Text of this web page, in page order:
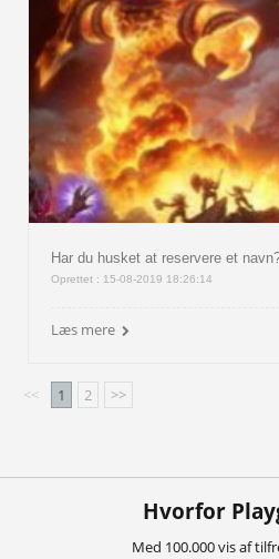
Har du husket at reservere et
Oprettet : 15-08-2019 18:26:14
Læs mere
<< 1 2 >>
Hvorfor
Med 100.000 vis af